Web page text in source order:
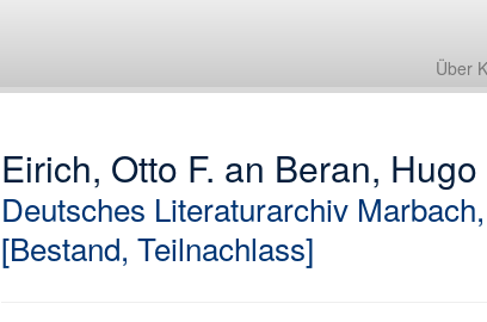
Über
Eirich, Otto F. an Beran,
Deutsches Literaturarchiv
[Bestand, Teilnachlass]